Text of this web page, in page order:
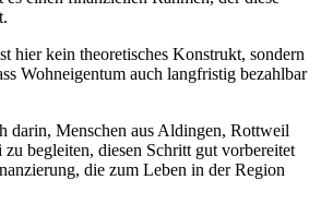
hier kein theoretisches Konstrukt, sondern
Wohneigentum auch langfristig bezahlbar
darin, Menschen aus Aldingen, Rottweil
begleiten, diesen Schritt gut vorbereitet
die zum Leben in der Region